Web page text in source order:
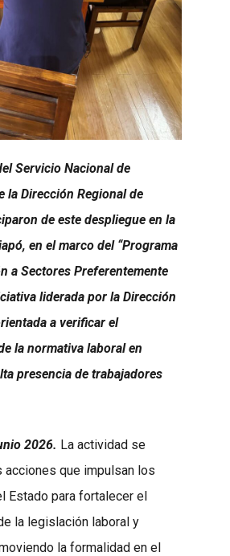
Servicio Nacional de
la Dirección Regional de
de este despliegue en la
en el marco del “Programa
a Sectores Preferentemente
liderada por la Dirección
a verificar el
la normativa laboral en
presencia de trabajadores
2026. La actividad se
acciones que impulsan los
Estado para fortalecer el
la legislación laboral y
la formalidad en el